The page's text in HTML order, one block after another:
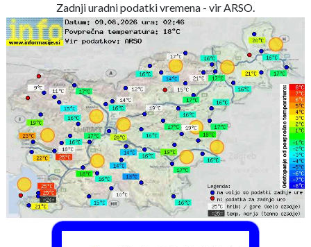
Zadnji uradni podatki vremena - vir ARSO.